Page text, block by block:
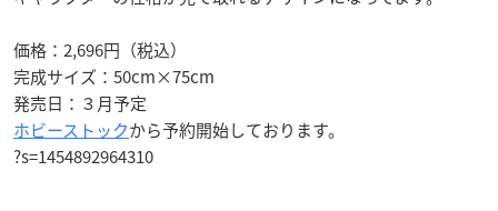
価格：2,696円（税込）
完成サイズ：50cm×75cm
発売日： ３月予定
ホビーストックから予約開始しております。
?s=1454892964310